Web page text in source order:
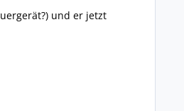
und er jetzt